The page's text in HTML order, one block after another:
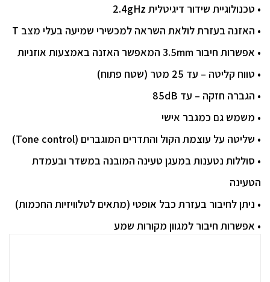
• טכנולוגיית שידור דיגיטלית 2.4gHz
• האזנה בעזרת לולאת השראה למכשירי שמיעה בעלי מצב T
• אפשרות חיבור 3.5mm המאפשר האזנה באמצעות אוזניות
• טווח קליטה – עד 25 מטר (שטח פתוח)
• הגברה חזקה – עד 85dB
• משמש גם כמגבר אישי
• שליטה על עוצמת הקול והתדרים המוגברים (Tone control)
• סוללות נטענות במעגן טעינה המובנה במשדר ובעמדת
הטעינה
• ניתן לחיבור בעזרת כבל אופטי (מתאים לטלוויזיות החכמות)
• אפשרות חיבור למגוון מקורות שמע